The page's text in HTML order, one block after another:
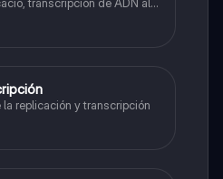
a proteína.
replicación y transcripción